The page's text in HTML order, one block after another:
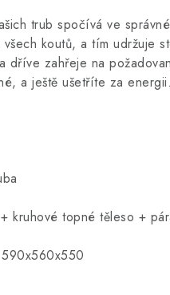
trub spočívá ve
koutů, a tím udržuje
zahřeje na
a ještě ušetříte za energii.
kruhové topné těleso +